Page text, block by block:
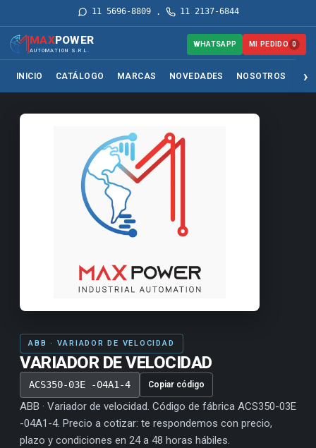
11 5696-8809· 11 2137-6844
MAXPOWER
AUTOMATION S.R.L.
INICIO CATÁLOGO MARCAS NOVEDADES NOSOTROS
WHATSAPP MI PEDIDO 0
ABB · VARIADOR DE VELOCIDAD
VARIADOR DE VELOCIDAD
ACS350-03E -04A1-4 Copiar código
ABB · Variador de velocidad. Código de fábrica ACS350-03E
-04A1-4. Precio a cotizar: te respondemos con precio,
plazo y condiciones en 24 a 48 horas hábiles.